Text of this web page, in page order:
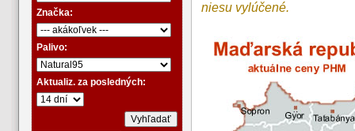
Značka:
Palivo:
Aktualiz. za posledných:
niesu vylúčené.